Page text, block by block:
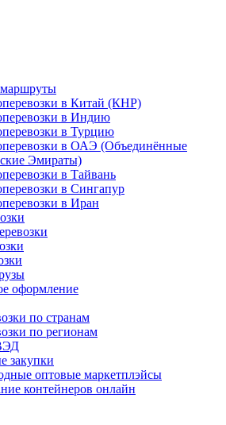
в Китай (КНР)
в Индию
в Турцию
в ОАЭ (Объединённые
Эмираты)
в Тайвань
в Сингапур
в Иран
оформление
по странам
по регионам
закупки
оптовые маркетплэйсы
контейнеров онлайн